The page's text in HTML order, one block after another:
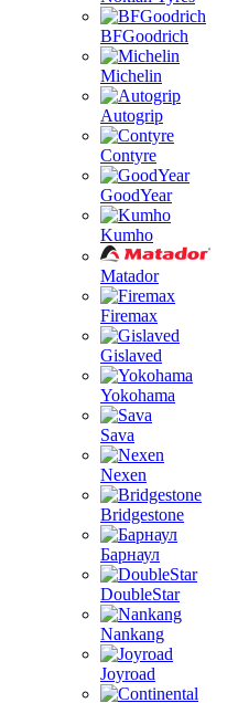
BFGoodrich
Michelin
Autogrip
Contyre
GoodYear
Kumho
Matador
Firemax
Gislaved
Yokohama
Sava
Nexen
Bridgestone
Барнаул
DoubleStar
Nankang
Joyroad